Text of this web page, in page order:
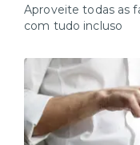
Aproveite todas as
com tudo incluso